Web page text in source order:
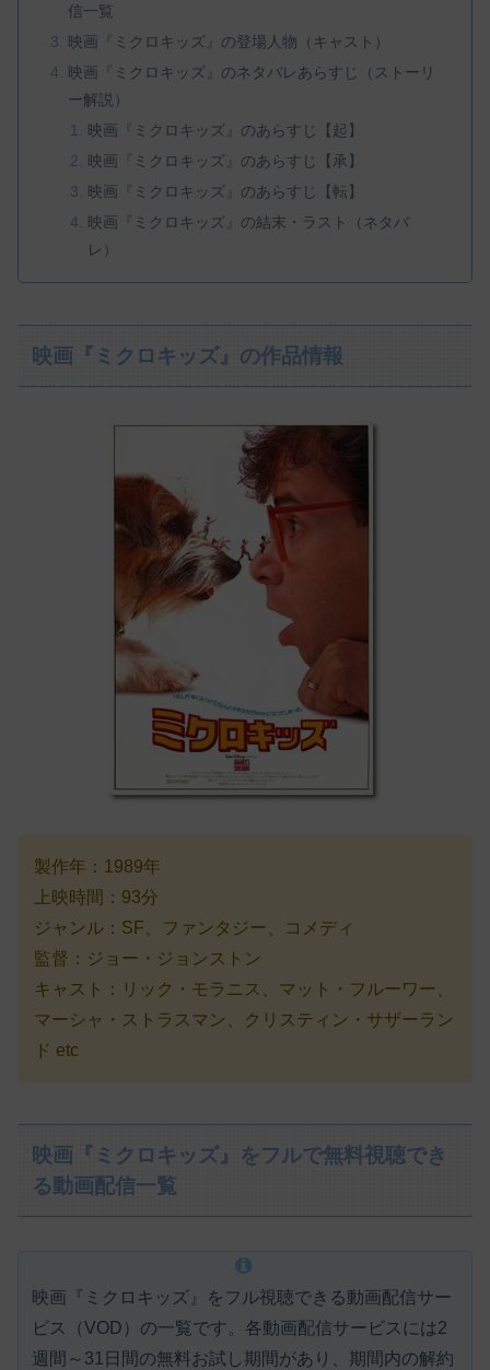
信一覧
映画『ミクロキッズ』の登場人物（キャスト）
映画『ミクロキッズ』のネタバレあらすじ（ストーリ
ー解説）
映画『ミクロキッズ』のあらすじ【起】
映画『ミクロキッズ』のあらすじ【承】
映画『ミクロキッズ』のあらすじ【転】
映画『ミクロキッズ』の結末・ラスト（ネタバ
レ）
映画『ミクロキッズ』の作品情報
製作年：1989年
上映時間：93分
ジャンル：SF、ファンタジー、コメディ
監督：ジョー・ジョンストン
キャスト：リック・モラニス、マット・フルーワー、
マーシャ・ストラスマン、クリスティン・サザーラン
ド etc
映画『ミクロキッズ』をフルで無料視聴でき
る動画配信一覧
映画『ミクロキッズ』をフル視聴できる動画配信サー
ビス（VOD）の一覧です。各動画配信サービスには2
週間～31日間の無料お試し期間があり、期間内の解約